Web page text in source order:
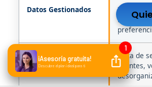
Datos Gestionados
Dolores que Resuelve
Falta de
clientes,